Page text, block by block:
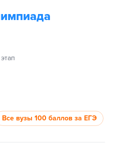
Все вузы 100 баллов за ЕГЭ